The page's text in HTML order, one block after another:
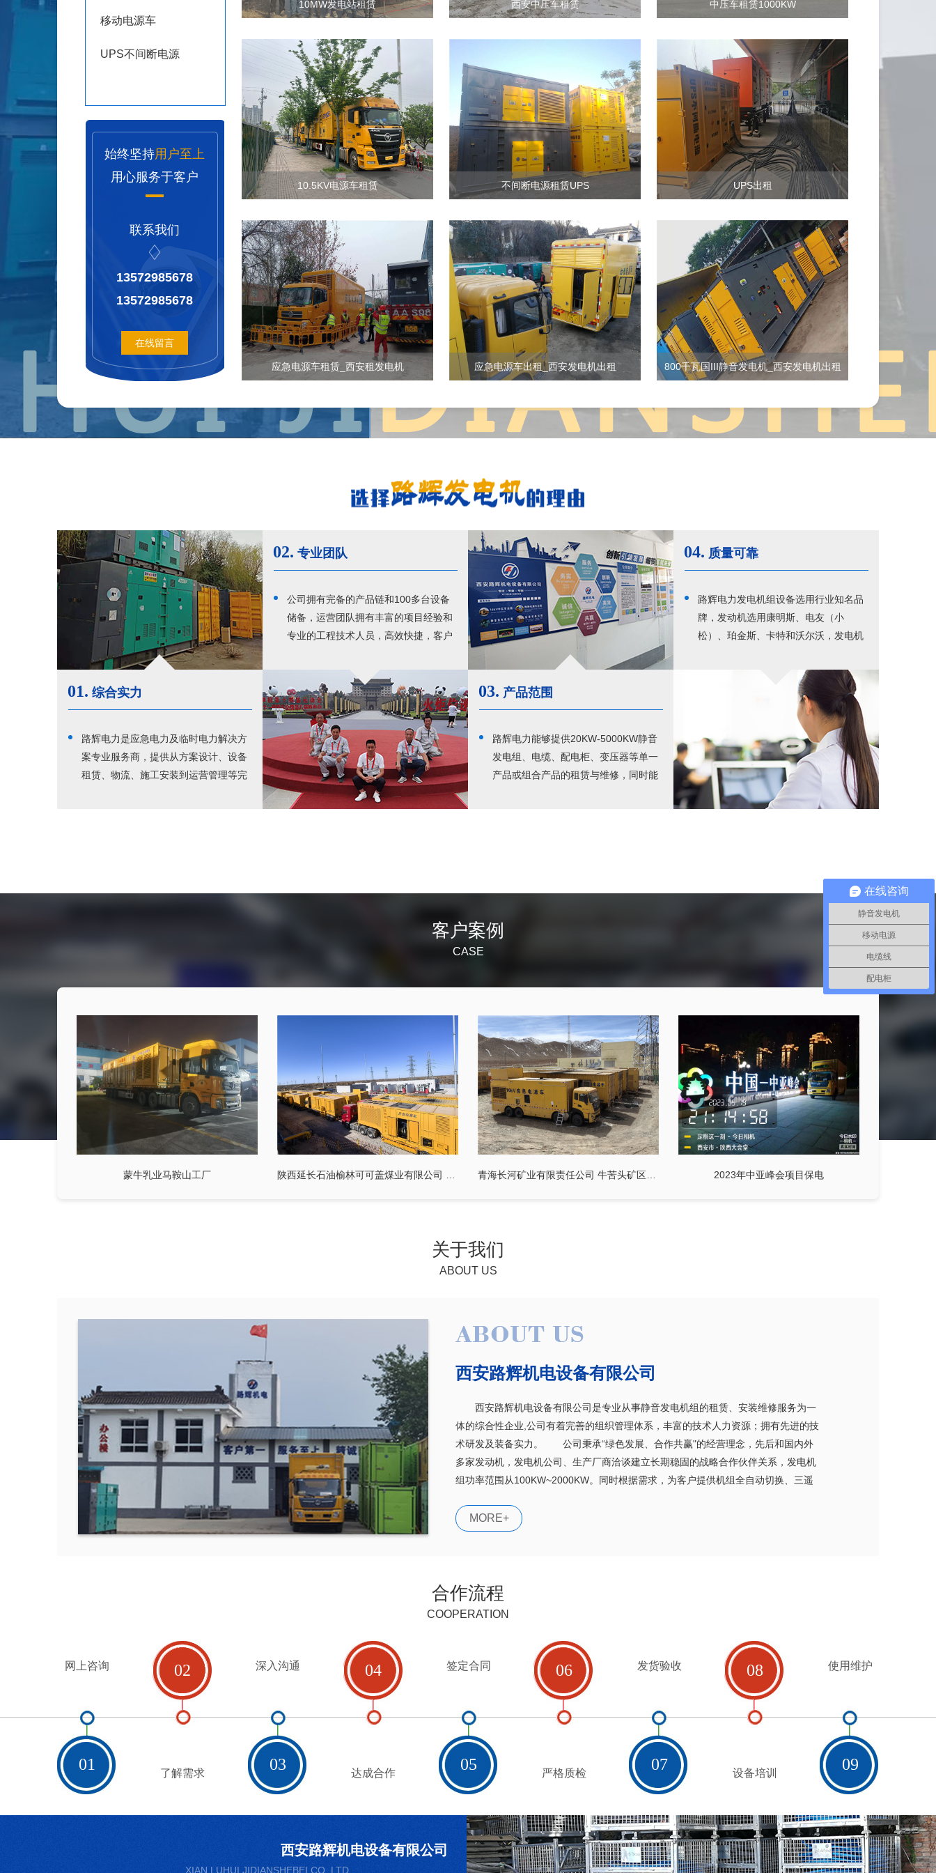
移动电源车
UPS不间断电源
始终坚持用户至上
用心服务于客户
联系我们
13572985678
13572985678
在线留言
10MW发电站租赁 西安中压车租赁 中压车租赁1000KW
10.5KV电源车租赁 不间断电源租赁UPS UPS出租
应急电源车租赁_西安租发电机 应急电源车出租_西安发电机出租 800千瓦国III静音发电机_西安发电机出租
01. 综合实力
路辉电力是应急电力及临时电力解决方
案专业服务商，提供从方案设计、设备
租赁、物流、施工安装到运营管理等完
02. 专业团队
公司拥有完备的产品链和100多台设备
储备，运营团队拥有丰富的项目经验和
专业的工程技术人员，高效快捷，客户
03. 产品范围
路辉电力能够提供20KW-5000KW静音
发电组、电缆、配电柜、变压器等单一
产品或组合产品的租赁与维修，同时能
04. 质量可靠
路辉电力发电机组设备选用行业知名品
牌，发动机选用康明斯、电友（小
松）、珀金斯、卡特和沃尔沃，发电机
三菱、ABB和施耐德等，强强联手，品
客户案例
CASE
蒙牛乳业马鞍山工厂 2023年中亚峰会项目保电
关于我们
ABOUT US
西安路辉机电设备有限公司
西安路辉机电设备有限公司是专业从事静音发电机组的租赁、安装维修服务为一
体的综合性企业,公司有着完善的组织管理体系，丰富的技术人力资源；拥有先进的技
术研发及装备实力。 公司秉承“绿色发展、合作共赢"的经营理念，先后和国内外
多家发动机，发电机公司、生产厂商洽谈建立长期稳固的战略合作伙伴关系，发电机
组功率范围从100KW~2000KW。同时根据需求，为客户提供机组全自动切换、三遥
MORE+
合作流程
COOPERATION
网上咨询
01
02
了解需求
深入沟通
03
04
达成合作
签定合同
05
06
严格质检
发货验收
07
08
设备培训
使用维护
09
西安路辉机电设备有限公司
XIAN LUHUI JIDIANSHEBEI CO. LTD
在线咨询
静音发电机
移动电源
电缆线
配电柜